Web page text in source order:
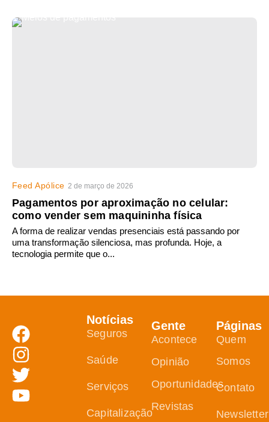
Feed Apólice 2 de março de 2026
Pagamentos por aproximação no celular:
como vender sem maquininha física
A forma de realizar vendas presenciais está passando por
uma transformação silenciosa, mas profunda. Hoje, a
tecnologia permite que o...
Notícias
Seguros
Saúde
Serviços
Capitalização
Gente
Acontece
Opinião
Oportunidades
Revistas
Páginas
Quem
Somos
Contato
Newsletter